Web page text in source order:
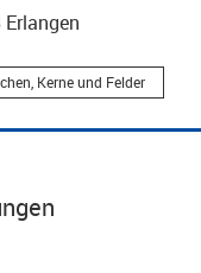
Kerne und Felder